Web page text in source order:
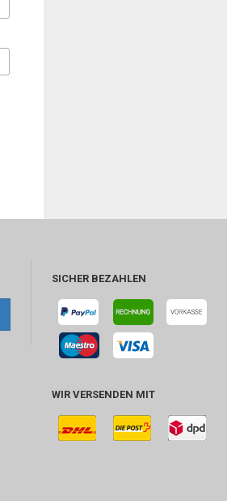
SICHER BEZAHLEN
WIR VERSENDEN MIT